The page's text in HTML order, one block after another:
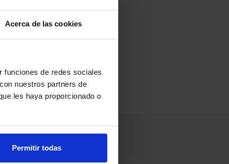
Acerca de las cookies
funciones de redes sociales
nuestros partners de
les haya proporcionado o
Permitir todas
Información